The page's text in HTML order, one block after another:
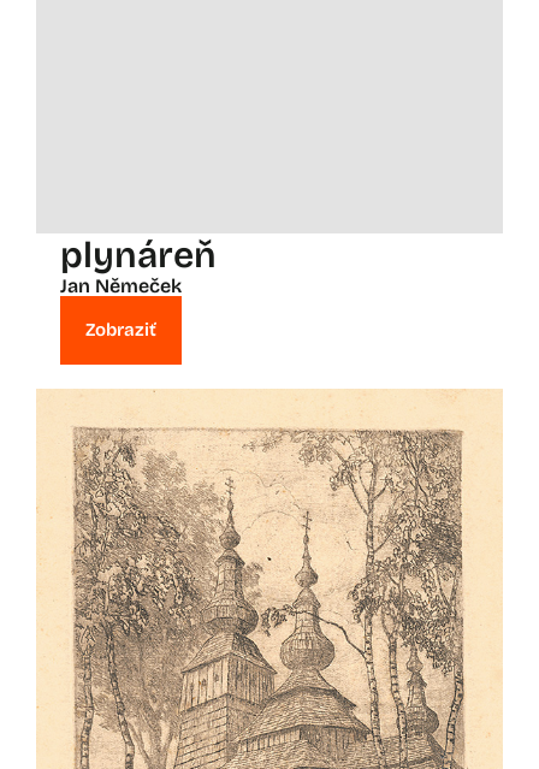
plynáreň
Jan Němeček
Zobraziť